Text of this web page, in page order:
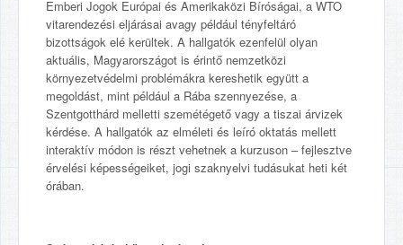
Emberi Jogok Európai és Amerikaközi Bíróságai, a WTO
vitarendezési eljárásai avagy például tényfeltáró
bizottságok elé kerültek. A hallgatók ezenfelül olyan
aktuális, Magyarországot is érintő nemzetközi
környezetvédelmi problémákra kereshetik együtt a
megoldást, mint például a Rába szennyezése, a
Szentgotthárd melletti szemétégető vagy a tiszai árvizek
kérdése. A hallgatók az elméleti és leíró oktatás mellett
interaktív módon is részt vehetnek a kurzuson – fejlesztve
érvelési képességeiket, jogi szaknyelvi tudásukat heti két
órában.